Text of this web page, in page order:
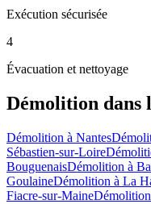
Exécution sécurisée
4
Évacuation et nettoyage
Démolition dans
Démolition à Nantes
Sébastien-sur-Loire
BouguenaisDémolition à
GoulaineDémolition à La
Fiacre-sur-MaineDémolition